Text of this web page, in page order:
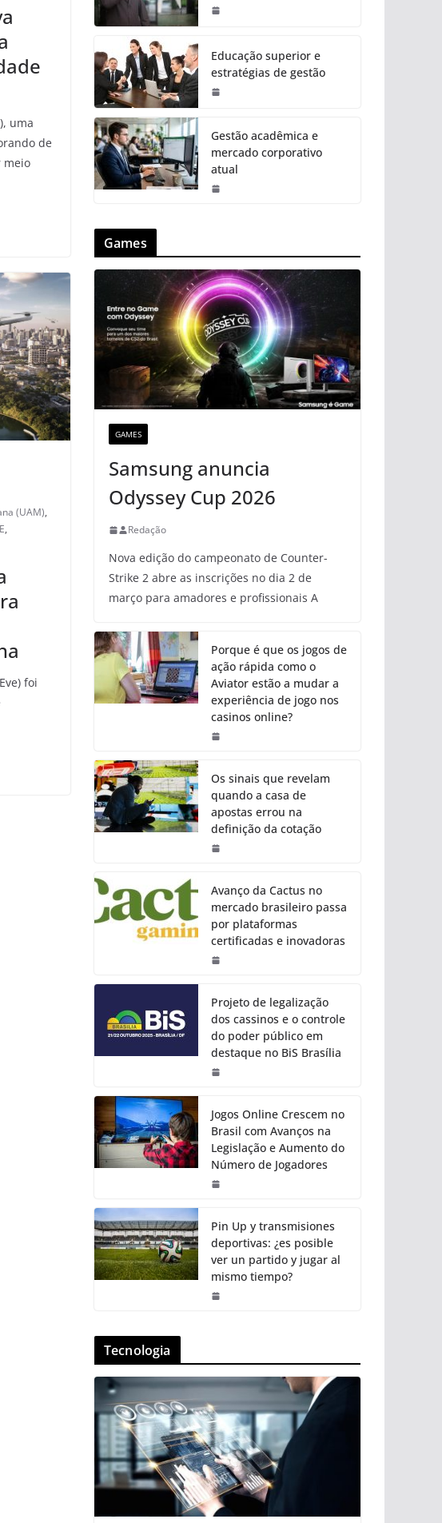
uma
de
meio
(UAM),
,
foi
Educação superior e
estratégias de gestão
Gestão acadêmica e
mercado corporativo
atual
Games
GAMES
Samsung anuncia
Odyssey Cup 2026
Redação
Nova edição do campeonato de Counter-
Strike 2 abre as inscrições no dia 2 de
março para amadores e profissionais A
Porque é que os jogos de
ação rápida como o
Aviator estão a mudar a
experiência de jogo nos
casinos online?
Os sinais que revelam
quando a casa de
apostas errou na
definição da cotação
Avanço da Cactus no
mercado brasileiro passa
por plataformas
certificadas e inovadoras
Projeto de legalização
dos cassinos e o controle
do poder público em
destaque no BiS Brasília
Jogos Online Crescem no
Brasil com Avanços na
Legislação e Aumento do
Número de Jogadores
Pin Up y transmisiones
deportivas: ¿es posible
ver un partido y jugar al
mismo tiempo?
Tecnologia